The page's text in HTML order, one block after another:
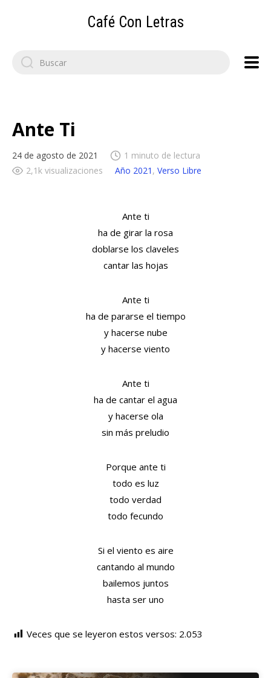
Café Con Letras
Search
for:
Ante Ti
24 de agosto de 2021
1 minuto de lectura
2,1k visualizaciones
Año 2021 , Verso Libre
Ante ti
ha de girar la rosa
doblarse los claveles
cantar las hojas
Ante ti
ha de pararse el tiempo
y hacerse nube
y hacerse viento
Ante ti
ha de cantar el agua
y hacerse ola
sin más preludio
Porque ante ti
todo es luz
todo verdad
todo fecundo
Si el viento es aire
cantando al mundo
bailemos juntos
hasta ser uno
Veces que se leyeron estos versos: 2.053